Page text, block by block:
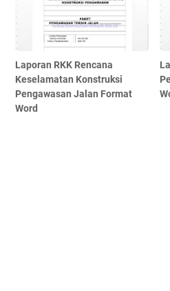
Laporan RKK Rencana
Keselamatan Konstruksi
Pengawasan Jalan Format
Word